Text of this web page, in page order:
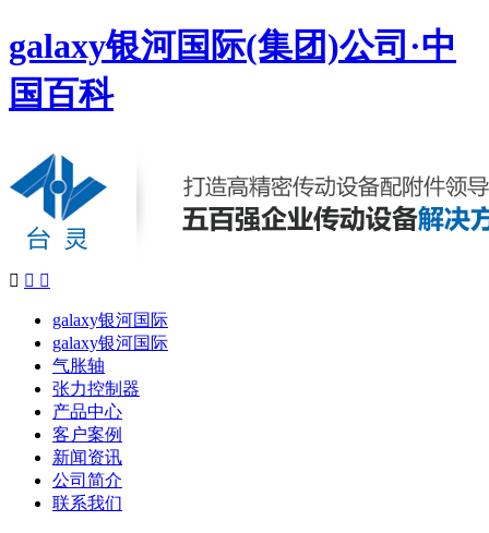
galaxy银河国际(集团)公司·中
国百科
  
galaxy银河国际
galaxy银河国际
气胀轴
张力控制器
产品中心
客户案例
新闻资讯
公司简介
联系我们